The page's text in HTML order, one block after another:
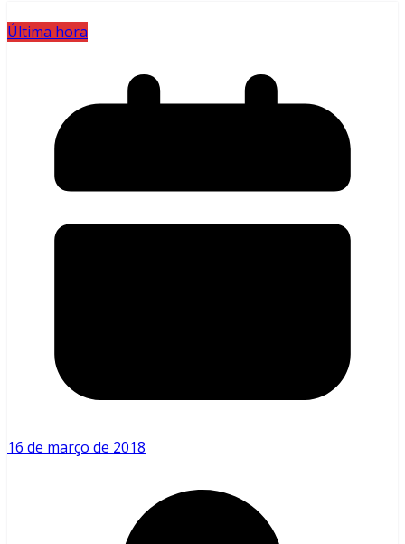
Última hora
16 de março de 2018